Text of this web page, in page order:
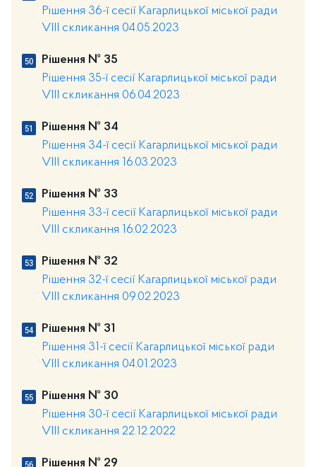
Рішення 36-ї сесії Кагарлицької міської ради
VIII скликання 04.05.2023
Рішення № 35
Рішення 35-ї сесії Кагарлицької міської ради
VIII скликання 06.04.2023
Рішення № 34
Рішення 34-ї сесії Кагарлицької міської ради
VIII скликання 16.03.2023
Рішення № 33
Рішення 33-ї сесії Кагарлицької міської ради
VIII скликання 16.02.2023
Рішення № 32
Рішення 32-ї сесії Кагарлицької міської ради
VIII скликання 09.02.2023
Рішення № 31
Рішення 31-ї сесії Кагарлицької міської ради
VIII скликання 04.01.2023
Рішення № 30
Рішення 30-ї сесії Кагарлицької міської ради
VIII скликання 22.12.2022
Рішення № 29